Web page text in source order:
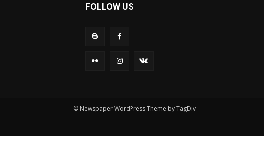
FOLLOW US
© Newspaper WordPress Theme by TagDiv